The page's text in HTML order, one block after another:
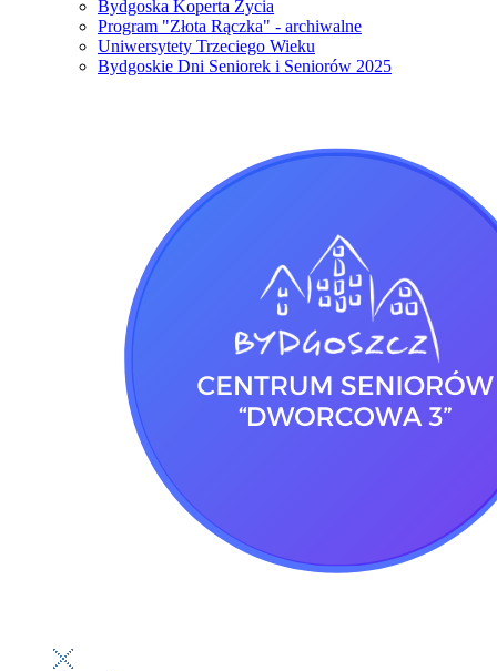
Bydgoska Koperta Życia
Program "Złota Rączka" - archiwalne
Uniwersytety Trzeciego Wieku
Bydgoskie Dni Seniorek i Seniorów 2025